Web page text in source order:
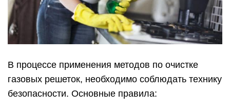
В процессе применения методов по очистке
газовых решеток, необходимо соблюдать технику
безопасности. Основные правила: